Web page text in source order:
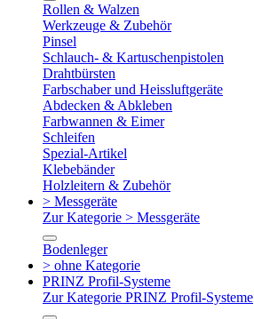
Rollen & Walzen
Werkzeuge & Zubehör
Pinsel
Schlauch- & Kartuschenpistolen
Drahtbürsten
Farbschaber und Heissluftgeräte
Abdecken & Abkleben
Farbwannen & Eimer
Schleifen
Spezial-Artikel
Klebebänder
Holzleitern & Zubehör
> Messgeräte
Zur Kategorie > Messgeräte
Bodenleger
> ohne Kategorie
PRINZ Profil-Systeme
Zur Kategorie PRINZ Profil-Systeme